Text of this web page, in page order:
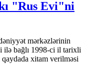
"Rus Evi"ni
mərkəzlərinin
ilə bağlı 1998-ci il tarixli
xitam verilməsi